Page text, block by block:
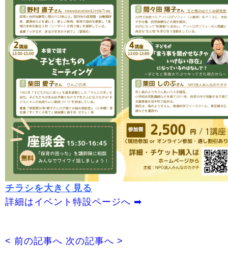
チラシを大きく見る
詳細はイベント特設ページへ ➡
< 前の記事へ 次の記事へ >